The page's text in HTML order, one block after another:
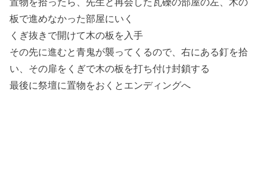
板で進めなかった部屋にいく
くぎ抜きで開けて木の板を入手
その先に進むと青鬼が襲ってくるので、右にある釘を拾
い、その扉をくぎで木の板を打ち付け封鎖する
最後に祭壇に置物をおくとエンディングへ